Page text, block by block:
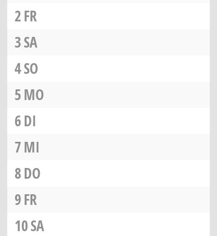
2FR
3SA
4SO
5MO
6DI
7MI
8DO
9FR
10SA